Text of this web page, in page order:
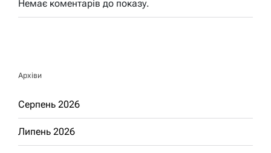
Немає коментарів до показу.
Архіви
Серпень 2026
Липень 2026